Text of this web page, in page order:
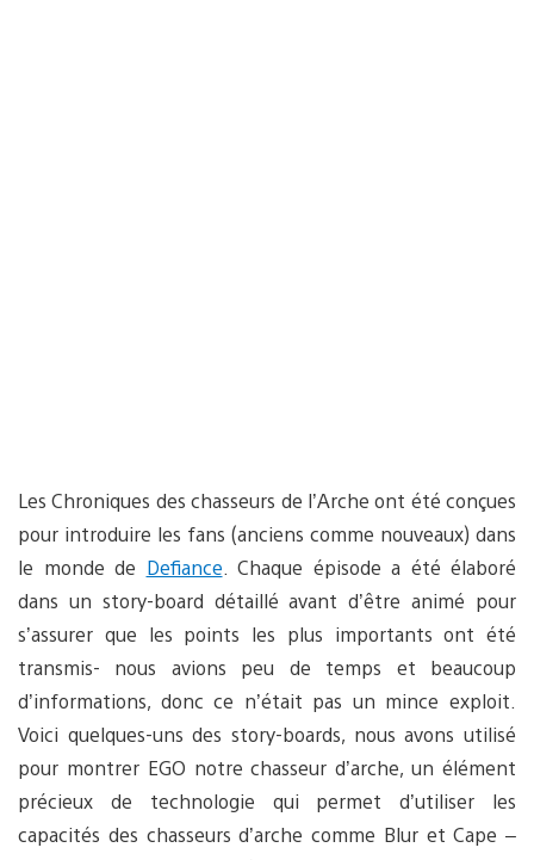
Les Chroniques des chasseurs de l’Arche ont été conçues
pour introduire les fans (anciens comme nouveaux) dans
le monde de Defiance . Chaque épisode a été élaboré
dans un story-board détaillé avant d’être animé pour
s’assurer que les points les plus importants ont été
transmis- nous avions peu de temps et beaucoup
d’informations, donc ce n’était pas un mince exploit.
Voici quelques-uns des story-boards, nous avons utilisé
pour montrer EGO notre chasseur d’arche, un élément
précieux de technologie qui permet d’utiliser les
capacités des chasseurs d’arche comme Blur et Cape –